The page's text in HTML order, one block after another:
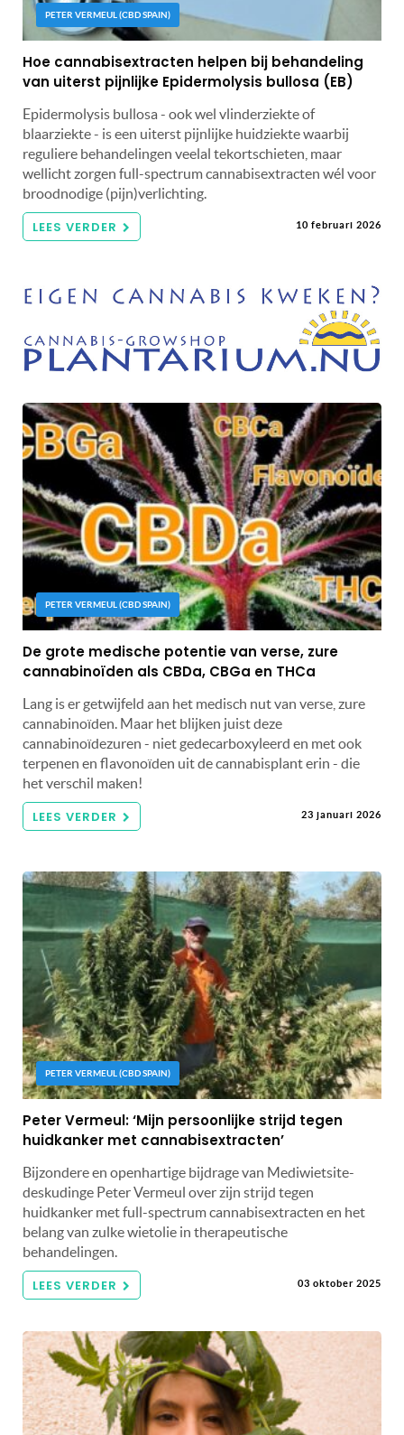
PETER VERMEUL (CBD SPAIN)
Hoe cannabisextracten helpen bij behandeling
van uiterst pijnlijke Epidermolysis bullosa (EB)
Epidermolysis bullosa - ook wel vlinderziekte of
blaarziekte - is een uiterst pijnlijke huidziekte waarbij
reguliere behandelingen veelal tekortschieten, maar
wellicht zorgen full-spectrum cannabisextracten wél voor
broodnodige (pijn)verlichting.
LEES VERDER 10 februari 2026
PETER VERMEUL (CBD SPAIN)
De grote medische potentie van verse, zure
cannabinoïden als CBDa, CBGa en THCa
Lang is er getwijfeld aan het medisch nut van verse, zure
cannabinoïden. Maar het blijken juist deze
cannabinoïdezuren - niet gedecarboxyleerd en met ook
terpenen en flavonoïden uit de cannabisplant erin - die
het verschil maken!
LEES VERDER 23 januari 2026
PETER VERMEUL (CBD SPAIN)
Peter Vermeul: ‘Mijn persoonlijke strijd tegen
huidkanker met cannabisextracten’
Bijzondere en openhartige bijdrage van Mediwietsite-
deskudinge Peter Vermeul over zijn strijd tegen
huidkanker met full-spectrum cannabisextracten en het
belang van zulke wietolie in therapeutische
behandelingen.
LEES VERDER 03 oktober 2025